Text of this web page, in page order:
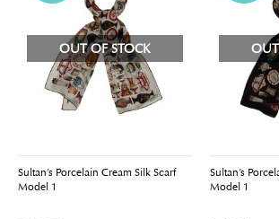
OUT OF STOCK
Sultan’s Porcelain Cream Silk Scarf
Model 1
Sultan’s
Model 1